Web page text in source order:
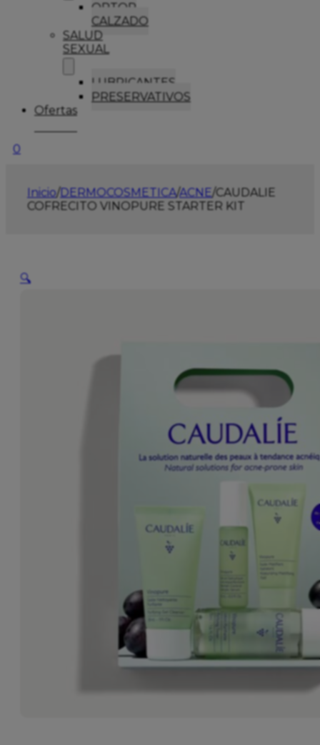
ORTOP
CALZADO
SALUD
SEXUAL
LUBRICANTES
PRESERVATIVOS
Ofertas
0
Inicio/DERMOCOSMETICA/ACNE/CAUDALIE
COFRECITO VINOPURE STARTER KIT
🔍